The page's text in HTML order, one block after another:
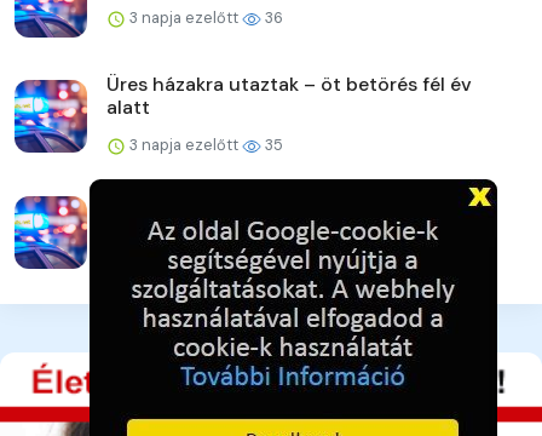
3 napja ezelőtt 36
Üres házakra utaztak – öt betörés fél év
alatt
3 napja ezelőtt 35
Vigyázat! Újra támadnak az online csalók!
3 napja ezelőtt 36